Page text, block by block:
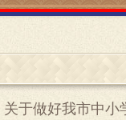
关于做好我市中小